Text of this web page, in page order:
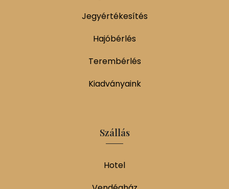
Jegyértékesítés
Hajóbérlés
Terembérlés
Kiadványaink
Szállás
Hotel